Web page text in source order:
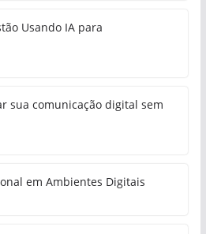
Usando IA para
sua comunicação digital sem
em Ambientes Digitais